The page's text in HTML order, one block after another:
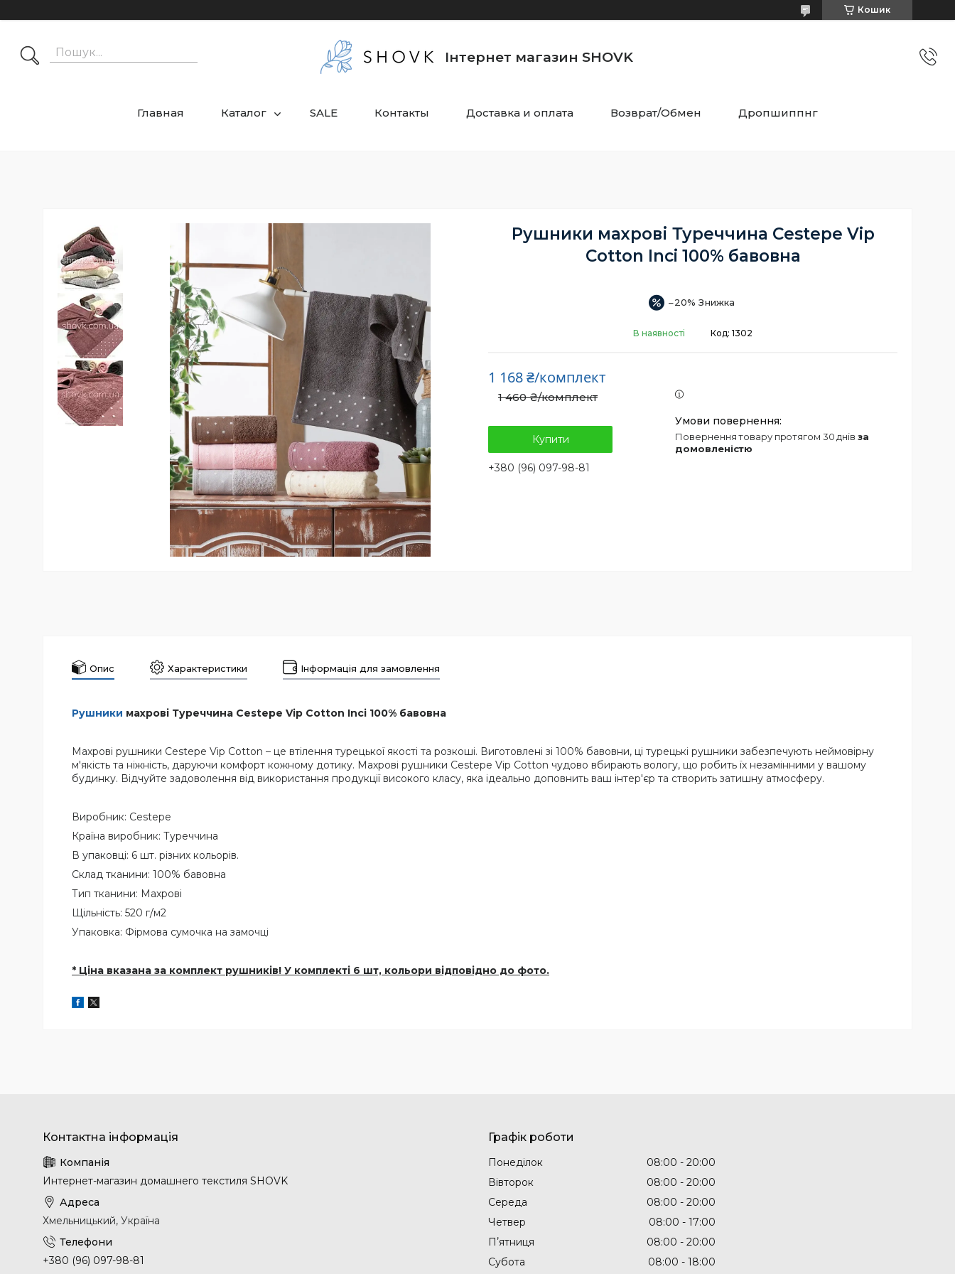
Кошик
Інтернет магазин SHOVK
Главная Каталог SALE Контакты Доставка и оплата Возврат/Обмен Дропшиппнг
Рушники махрові Туреччина Cestepe Vip
Cotton Inci 100% бавовна
–20%
В наявності Код: 1302
1 460 ₴/комплект
1 168 ₴/комплект
Купити
+380 (96) 097-98-81
повернення товару протягом 30 днів за
домовленістю
Опис Характеристики Інформація для замовлення
Рушники махрові Туреччина Cestepe Vip Cotton Inci 100% бавовна
Махрові рушники Cestepe Vip Cotton – це втілення турецької якості та розкоші. Виготовлені зі 100% бавовни, ці турецькі рушники забезпечують неймовірну
м'якість та ніжність, даруючи комфорт кожному дотику. Махрові рушники Cestepe Vip Cotton чудово вбирають вологу, що робить їх незамінними у вашому
будинку. Відчуйте задоволення від використання продукції високого класу, яка ідеально доповнить ваш інтер'єр та створить затишну атмосферу.
Виробник: Cestepe
Країна виробник: Туреччина
В упаковці: 6 шт. різних кольорів.
Склад тканини: 100% бавовна
Тип тканини: Махрові
Щільність: 520 г/м2
Упаковка: Фірмова сумочка на замочці
* Ціна вказана за комплект рушників! У комплекті 6 шт, кольори відповідно до фото.
Интернет-магазин домашнего текстиля SHOVK
Хмельницький, Україна
+380 (96) 097-98-81
Графік роботи
Понеділок 08:00
20:00
Вівторок
08:00
20:00
Середа
08:00
20:00
Четвер
08:00
17:00
Пʼятниця
08:00
20:00
Субота
08:00 18:00